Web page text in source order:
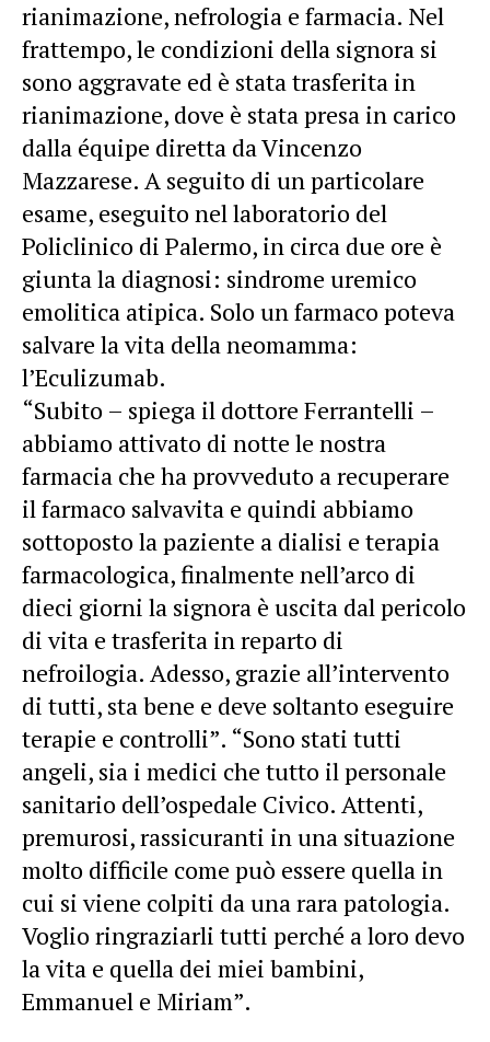
rianimazione, nefrologia e farmacia. Nel
frattempo, le condizioni della signora si
sono aggravate ed è stata trasferita in
rianimazione, dove è stata presa in carico
dalla équipe diretta da Vincenzo
Mazzarese. A seguito di un particolare
esame, eseguito nel laboratorio del
Policlinico di Palermo, in circa due ore è
giunta la diagnosi: sindrome uremico
emolitica atipica. Solo un farmaco poteva
salvare la vita della neomamma:
l’Eculizumab.
“Subito – spiega il dottore Ferrantelli –
abbiamo attivato di notte le nostra
farmacia che ha provveduto a recuperare
il farmaco salvavita e quindi abbiamo
sottoposto la paziente a dialisi e terapia
farmacologica, finalmente nell’arco di
dieci giorni la signora è uscita dal pericolo
di vita e trasferita in reparto di
nefroilogia. Adesso, grazie all’intervento
di tutti, sta bene e deve soltanto eseguire
terapie e controlli”. “Sono stati tutti
angeli, sia i medici che tutto il personale
sanitario dell’ospedale Civico. Attenti,
premurosi, rassicuranti in una situazione
molto difficile come può essere quella in
cui si viene colpiti da una rara patologia.
Voglio ringraziarli tutti perché a loro devo
la vita e quella dei miei bambini,
Emmanuel e Miriam”.